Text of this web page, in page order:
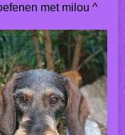
met milou ^